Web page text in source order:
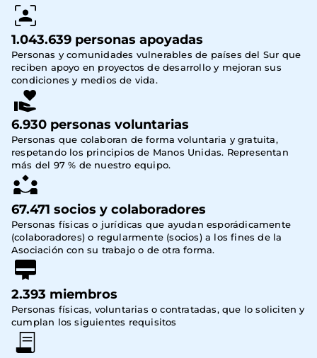
1.043.639 personas apoyadas
Personas y comunidades vulnerables de países del Sur que
reciben apoyo en proyectos de desarrollo y mejoran sus
condiciones y medios de vida.
6.930 personas voluntarias
Personas que colaboran de forma voluntaria y gratuita,
respetando los principios de Manos Unidas. Representan
más del 97 % de nuestro equipo.
67.471 socios y colaboradores
Personas físicas o jurídicas que ayudan esporádicamente
(colaboradores) o regularmente (socios) a los fines de la
Asociación con su trabajo o de otra forma.
2.393 miembros
Personas físicas, voluntarias o contratadas, que lo soliciten y
cumplan los siguientes requisitos